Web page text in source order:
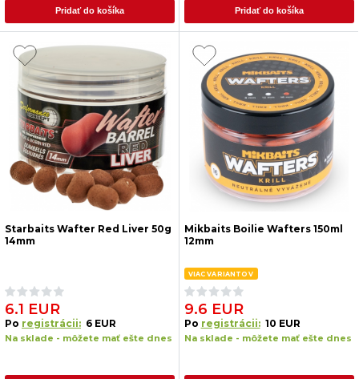
Pridať do košíka Pridať do košíka
Starbaits Wafter Red Liver 50g
14mm
6.1 EUR
Po registrácii: 6 EUR
Na sklade - môžete mať ešte dnes
Mikbaits Boilie Wafters 150ml
12mm
VIAC VARIANTOV
9.6 EUR
Po registrácii: 10 EUR
Na sklade - môžete mať ešte dnes